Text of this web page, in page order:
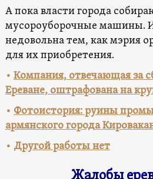
А пока власти города
мусороуборочные машины.
недовольна тем, как мэрия
для их приобретения.
• Компания, отвечающая за
Ереване, оштрафована на
• Фотоистория: руины
армянского города
• Другой работы нет